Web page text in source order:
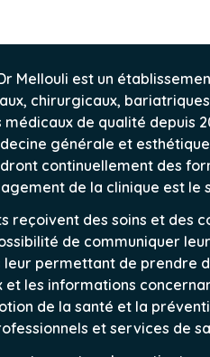
Mellouli est un
chirurgicaux,
médicaux de qualité
générale et
continuellement des
de la clinique est le
reçoivent des soins et des
de communiquer
permettant de prendre
et les informations
de la santé et la
et services de